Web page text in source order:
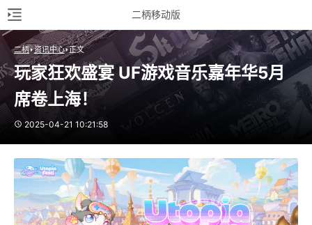
二柄移动版
二柄 资讯中心 正文
玩家狂欢盛宴 UF游戏音乐嘉年华5月
席卷上海！
2025-04-21 10:21:58